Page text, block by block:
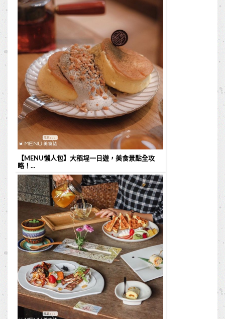
【MENU懶人包】大稻埕一日遊，美食景點全攻
略！...